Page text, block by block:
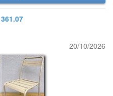
20/10/2026